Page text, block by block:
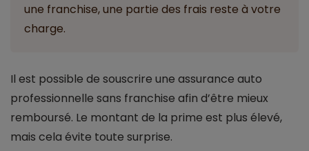
une franchise, une partie des frais reste à votre
charge.
Il est possible de souscrire une assurance auto
professionnelle sans franchise afin d’être mieux
remboursé. Le montant de la prime est plus élevé,
mais cela évite toute surprise.